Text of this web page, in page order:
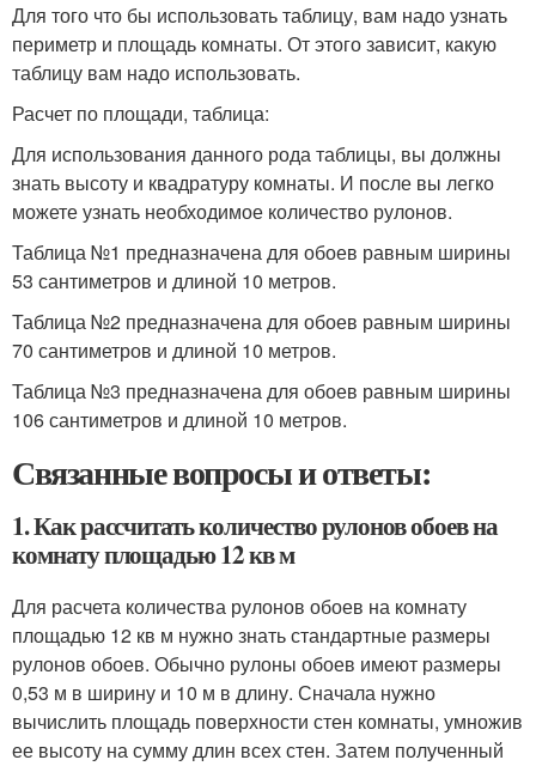
Для того что бы использовать таблицу, вам надо узнать
периметр и площадь комнаты. От этого зависит, какую
таблицу вам надо использовать.
Расчет по площади, таблица:
Для использования данного рода таблицы, вы должны
знать высоту и квадратуру комнаты. И после вы легко
можете узнать необходимое количество рулонов.
Таблица №1 предназначена для обоев равным ширины
53 сантиметров и длиной 10 метров.
Таблица №2 предназначена для обоев равным ширины
70 сантиметров и длиной 10 метров.
Таблица №3 предназначена для обоев равным ширины
106 сантиметров и длиной 10 метров.
Связанные вопросы и ответы:
1. Как рассчитать количество рулонов обоев на
комнату площадью 12 кв м
Для расчета количества рулонов обоев на комнату
площадью 12 кв м нужно знать стандартные размеры
рулонов обоев. Обычно рулоны обоев имеют размеры
0,53 м в ширину и 10 м в длину. Сначала нужно
вычислить площадь поверхности стен комнаты, умножив
ее высоту на сумму длин всех стен. Затем полученный